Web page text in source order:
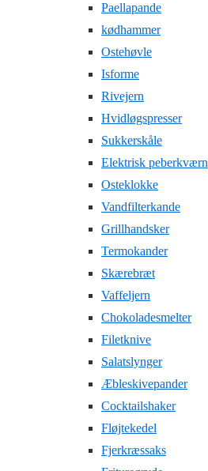
Paellapande
kødhammer
Ostehøvle
Isforme
Rivejern
Hvidløgspresser
Sukkerskåle
Elektrisk peberkværn
Osteklokke
Vandfilterkande
Grillhandsker
Termokander
Skærebræt
Vaffeljern
Chokoladesmelter
Filetknive
Salatslynger
Æbleskivepander
Cocktailshaker
Fløjtekedel
Fjerkræssaks